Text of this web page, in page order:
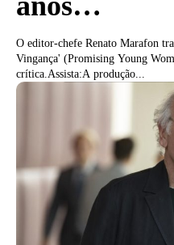
O editor-chefe Renato Marafon
Vingança' (Promising Young
crítica.Assista:A produção...